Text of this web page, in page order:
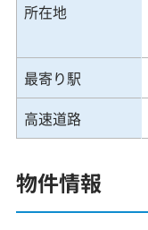
所在地
最寄り駅
高速道路
物件情報